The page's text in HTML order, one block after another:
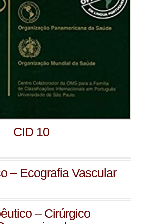
CID 10
– Ecografia Vascular
– Cirúrgico